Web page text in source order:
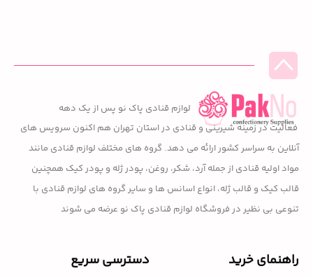
لوازم قنادی پاک نو پس از یک دهه
فعالیت در زمینه شیرینی و قنادی در استان تهران هم اکنون سرویس های
آنلاین به سراسر کشور ارائه می دهد. گروه های مختلف لوازم قنادی مانند
مواد اولیه قنادی از جمله آرد، شکر، روغن، پودر ژله و پودر کیک همچنین
قالب کیک و قالب ژله، انواع اسانس ها و سایر گروه های لوازم قنادی با
تنوعی بی نظیر در فروشگاه لوازم قنادی پاک نو عرضه می شوند
راهنمای خرید دسترسی سریع